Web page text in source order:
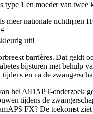
type 1 en moeder van twee
meer nationale richtlijnen
4
uit!
barrières. Dat geldt
bijsturen met behulp
en na de
het AiDAPT-onderzoek
tijdens de
FX? De toekomst